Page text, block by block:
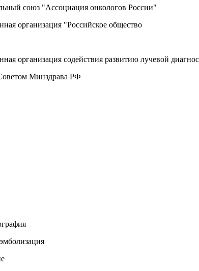
союз "Ассоциация онкологов России"
организация "Российское общество
организация содействия развитию лучевой
Минздрава РФ